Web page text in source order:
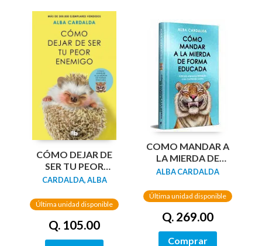
CÓMO DEJAR DE
SER TU PEOR
ENEMIGO (EDICIÓN
CARDALDA, ALBA
Última unidad disponible
Q. 105.00
COMO MANDAR A
LA MIERDA DE
FORMA EDUCADA
TAPA DURA)
ALBA CARDALDA
Última unidad disponible
Q. 269.00
Comprar